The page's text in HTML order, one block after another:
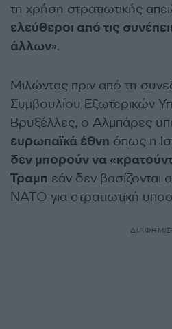
τη χρήση στρατιωτικής
ελεύθεροι από τις
άλλων».
Μιλώντας πριν από τη
Συμβουλίου Εξωτερικών
Βρυξέλλες, ο Αλμπάρες
ευρωπαϊκά έθνη όπως η
δεν μπορούν να
Τραμπ εάν δεν βασίζονται
NATO για στρατιωτική